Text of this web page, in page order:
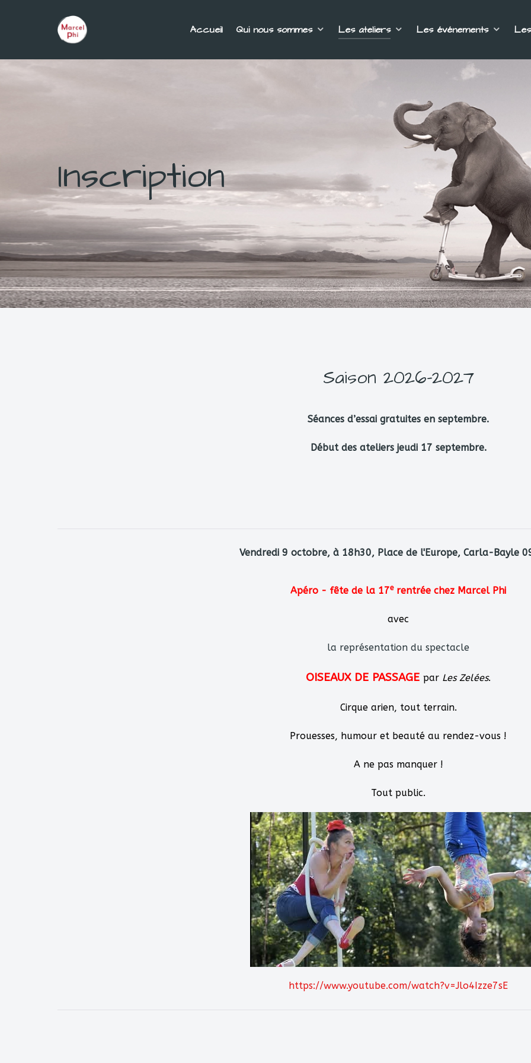
Accueil Qui nous sommes Les ateliers Les événements
Inscription
Saison 2026-2027
Séances d’essai gratuites en septembre.
Début des ateliers jeudi 17 septembre.
Vendredi 9 octobre, à 18h30, Place de l'Europe, Carla-Bayle
Apéro - fête de la 17e rentrée chez Marcel Phi
avec
la représentation du spectacle
OISEAUX DE PASSAGE par Les Zelées.
Cirque arien, tout terrain.
Prouesses, humour et beauté au rendez-vous !
A ne pas manquer !
Tout public.
https://www.youtube.com/watch?v=Jlo4Izze7sE